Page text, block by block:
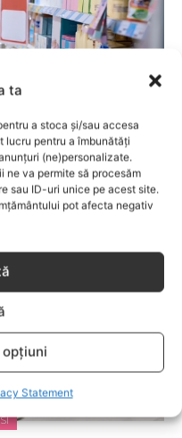
ta
a stoca și/sau accesa
lucru pentru a îmbunătăți
(ne)personalizate.
ne va permite să procesăm
sau ID-uri unice pe acest site.
pot afecta negativ
opțiuni
Statement
cum alegi
copilul tău